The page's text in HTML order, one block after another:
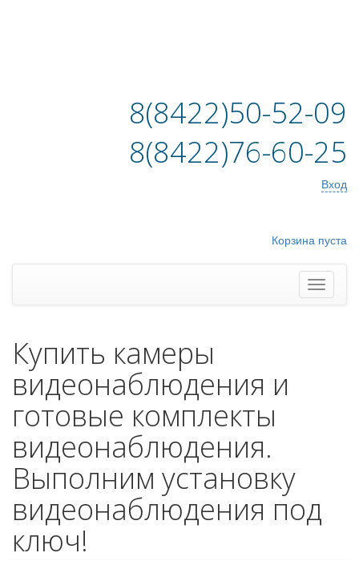
8(8422)50-52-09
8(8422)76-60-25
Вход
Корзина пуста
Купить камеры
видеонаблюдения и
готовые комплекты
видеонаблюдения.
Выполним установку
видеонаблюдения под
ключ!